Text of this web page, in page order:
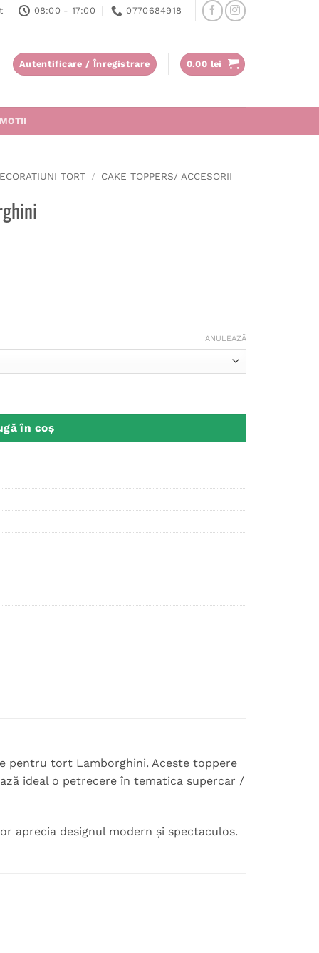
08:00 - 17:00 0770684918
Autentificare / Înregistrare 0.00 lei
TORT / CAKE TOPPERS/ ACCESORII
ANULEAZĂ
în coș
pentru tort Lamborghini. Aceste toppere
ideal o petrecere în tematica supercar /
aprecia designul modern și spectaculos.